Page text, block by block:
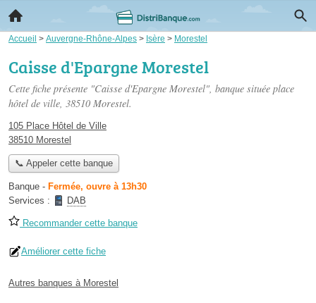
Accueil > Auvergne-Rhône-Alpes > Isère > Morestel
Caisse d'Epargne Morestel
Cette fiche présente "Caisse d'Epargne Morestel", banque située place
hôtel de ville, 38510 Morestel.
105 Place Hôtel de Ville
38510 Morestel
📞 Appeler cette banque
Banque - Fermée, ouvre à 13h30
Services :
DAB
Recommander cette banque
Améliorer cette fiche
Autres banques à Morestel